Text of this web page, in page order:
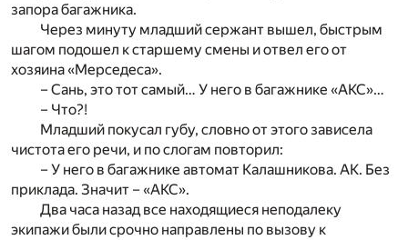
запора багажника.
Через минуту младший сержант вышел, быстрым
шагом подошел к старшему смены и отвел его от
хозяина «Мерседеса».
– Сань, это тот самый… У него в багажнике «АКС»…
– Что?!
Младший покусал губу, словно от этого зависела
чистота его речи, и по слогам повторил:
– У него в багажнике автомат Калашникова. АК. Без
приклада. Значит – «АКС».
Два часа назад все находящиеся неподалеку
экипажи были срочно направлены по вызову к